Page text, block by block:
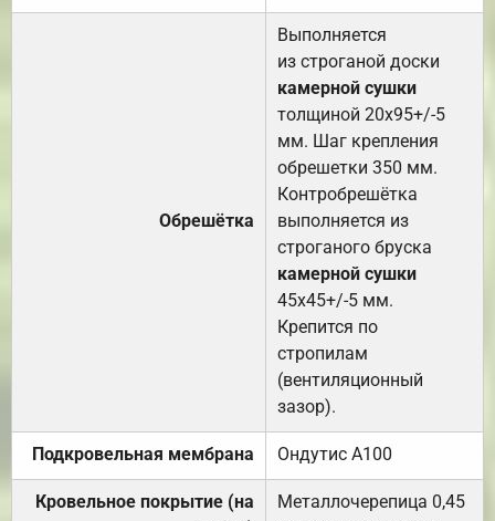
Обрешётка
Выполняется
из строганой доски
камерной сушки
толщиной 20х95+/-5
мм. Шаг крепления
обрешетки 350 мм.
Контробрешётка
выполняется из
строганого бруска
камерной сушки
45х45+/-5 мм.
Крепится по
стропилам
(вентиляционный
зазор).
Подкровельная мембрана Ондутис А100
Кровельное покрытие (на
Металлочерепица 0,45